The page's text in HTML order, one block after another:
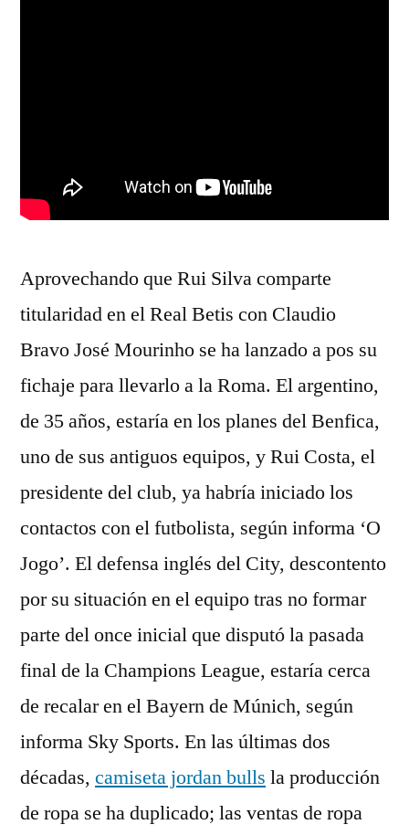
Aprovechando que Rui Silva comparte
titularidad en el Real Betis con Claudio
Bravo José Mourinho se ha lanzado a pos su
fichaje para llevarlo a la Roma. El argentino,
de 35 años, estaría en los planes del Benfica,
uno de sus antiguos equipos, y Rui Costa, el
presidente del club, ya habría iniciado los
contactos con el futbolista, según informa ‘O
Jogo’. El defensa inglés del City, descontento
por su situación en el equipo tras no formar
parte del once inicial que disputó la pasada
final de la Champions League, estaría cerca
de recalar en el Bayern de Múnich, según
informa Sky Sports. En las últimas dos
décadas, camiseta jordan bulls la producción
de ropa se ha duplicado; las ventas de ropa